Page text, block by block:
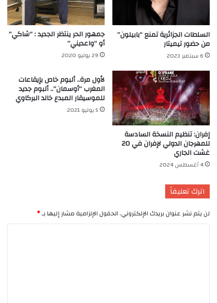
السلطات الجزائرية تمنع “بابيلون”
من حضور تيميتار
6 سبتمبر 2023
جمهور الحر ينتظر الجديد : “شاكي”
أو “واعديني”
29 يوليو 2020
إفران: تنظيم النسخة السادسة
للمهرجان الدولي لإفران في 20
غشت الجاري
4 أغسطس 2024
لأول مرة.. ألبوم خاص بإيقاعات
المغرب “أوسمان”.. ألبوم جديد
للموسيقار المبدع خالد البركاوي
5 يوليو 2021
اترك تعليقاً
لن يتم نشر عنوان بريدك الإلكتروني.الحقول الإلزامية مشار إليها بـ*